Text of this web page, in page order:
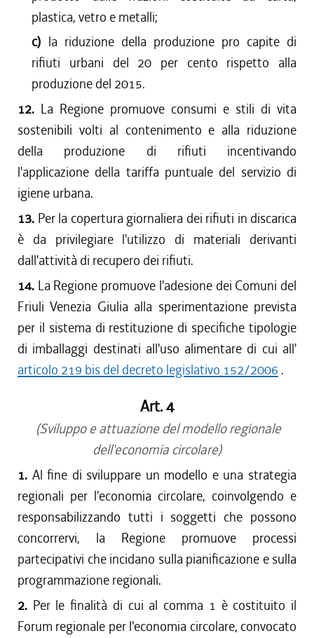
plastica, vetro e metalli;
c) la riduzione della produzione pro capite di
rifiuti urbani del 20 per cento rispetto alla
produzione del 2015.
12. La Regione promuove consumi e stili di vita
sostenibili volti al contenimento e alla riduzione
della produzione di rifiuti incentivando
l'applicazione della tariffa puntuale del servizio di
igiene urbana.
13. Per la copertura giornaliera dei rifiuti in discarica
è da privilegiare l'utilizzo di materiali derivanti
dall'attività di recupero dei rifiuti.
14. La Regione promuove l'adesione dei Comuni del
Friuli Venezia Giulia alla sperimentazione prevista
per il sistema di restituzione di specifiche tipologie
di imballaggi destinati all'uso alimentare di cui all'
articolo 219 bis del decreto legislativo 152/2006 .
Art. 4
(Sviluppo e attuazione del modello regionale
dell'economia circolare)
1. Al fine di sviluppare un modello e una strategia
regionali per l'economia circolare, coinvolgendo e
responsabilizzando tutti i soggetti che possono
concorrervi, la Regione promuove processi
partecipativi che incidano sulla pianificazione e sulla
programmazione regionali.
2. Per le finalità di cui al comma 1 è costituito il
Forum regionale per l'economia circolare, convocato